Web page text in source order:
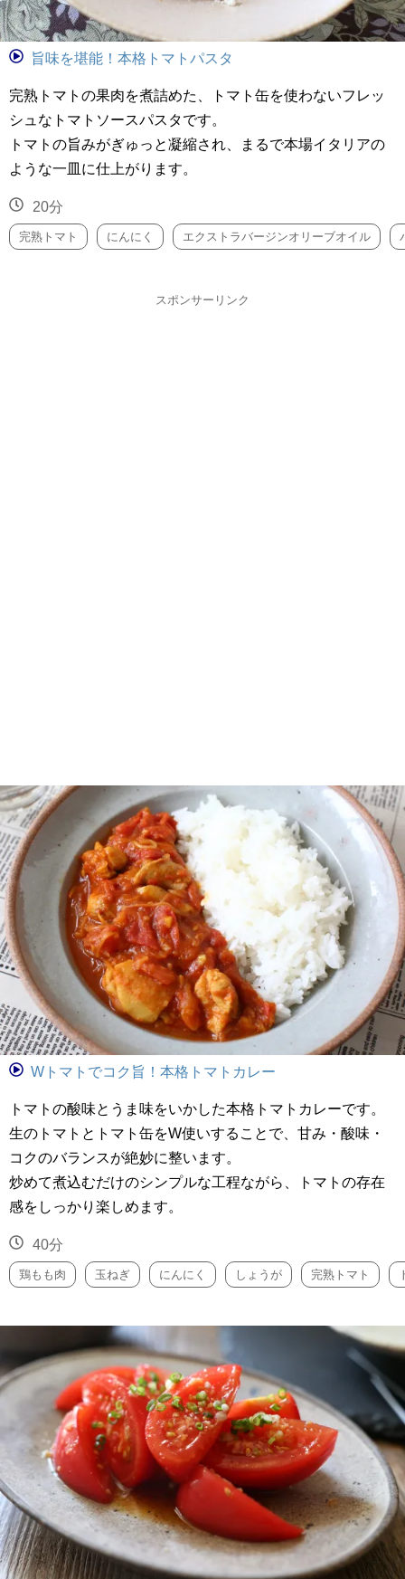
旨味を堪能！本格トマトパスタ
完熟トマトの果肉を煮詰めた、トマト缶を使わないフレッ
シュなトマトソースパスタです。
トマトの旨みがぎゅっと凝縮され、まるで本場イタリアの
ような一皿に仕上がります。
20分
完熟トマト にんにく エクストラバージンオリーブオイル
スポンサーリンク
Wトマトでコク旨！本格トマトカレー
トマトの酸味とうま味をいかした本格トマトカレーです。
生のトマトとトマト缶をW使いすることで、甘み・酸味・
コクのバランスが絶妙に整います。
炒めて煮込むだけのシンプルな工程ながら、トマトの存在
感をしっかり楽しめます。
40分
鶏もも肉 玉ねぎ にんにく しょうが 完熟トマト